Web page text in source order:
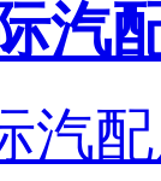
汽
汽